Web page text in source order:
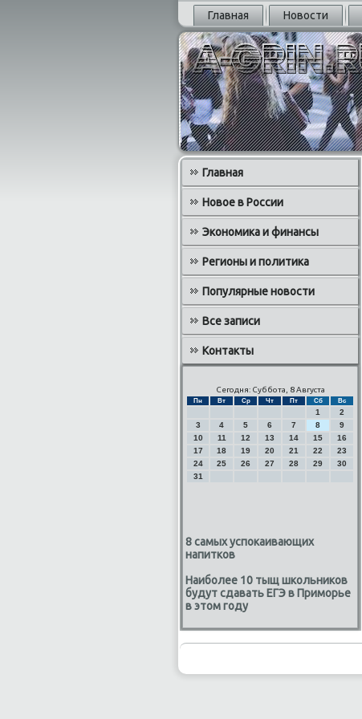
Главная Новости
Главная
Новое в России
Экономика и финансы
Регионы и политика
Популярные новости
Все записи
Контакты
Сегодня: Суббота, 8 Августа
Пн Вт Ср Чт Пт Сб Вс
1
2
3
4 5 6 7 8
9
10
11 12 13 14 15
16
17
18 19 20 21 22
23
24
25 26 27 28 29
30
31
8 самых успокаивающих
напитков
Наиболее 10 тыщ школьников
будут сдавать ЕГЭ в Приморье
в этом году